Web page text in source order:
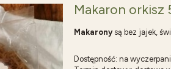
Makaron orkisz
Makaronysą bez jajek,
Dostępność: na